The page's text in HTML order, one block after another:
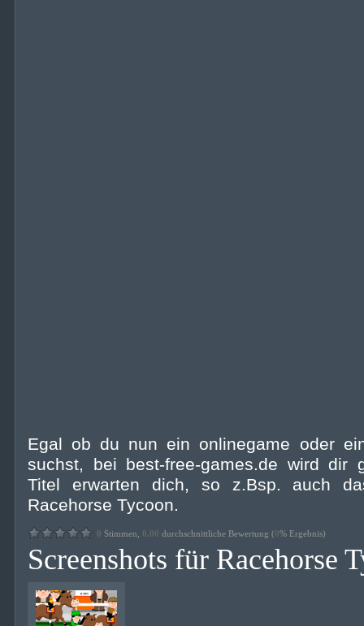
Egal ob du nun ein onlinegame oder
suchst, bei best-free-games.de wird dir
Titel erwarten dich, so z.Bsp. auch
Racehorse Tycoon.
0 Stimmen, 0.00 durchschnittliche Bewertung (0% Ergebnis)
Screenshots für Racehorse